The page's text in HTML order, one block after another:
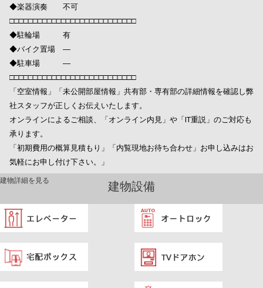
◆楽器演奏 不可
□□□□□□□□□□□□□□□□□□□□□□□□□□□
◆駐輪場 有
◆バイク置場 ―
◆駐車場 ―
□□□□□□□□□□□□□□□□□□□□□□□□□□□
「空室情報」「未公開部屋情報」共有部・専有部の詳細情報を確認し弊
社スタッフが正しくお伝えいたします。
オンラインによるご相談、「オンライン内見」や「IT重説」のご対応も
承ります。
「初期費用の概算見積もり」「内覧現地お待ち合わせ」お申し込みはお
気軽にお申し付け下さい。」
建物設備
建物詳細を見る